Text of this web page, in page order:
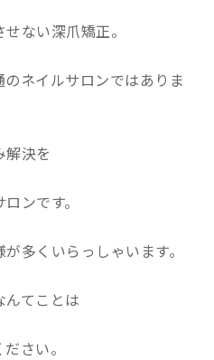
ない深爪矯正。
ネイルサロンではありま
解決を
ンです。
多くいらっしゃいます。
てことは
さい。